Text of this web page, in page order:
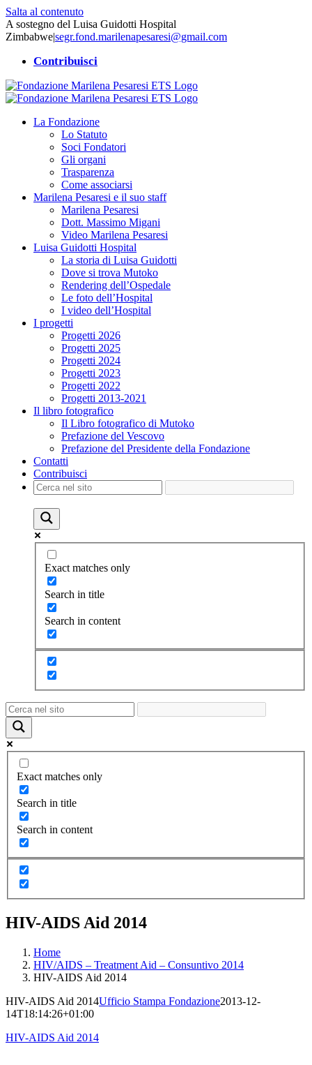
Salta al contenuto
A sostegno del Luisa Guidotti Hospital
Zimbabwe|segr.fond.marilenapesaresi@gmail.com
Contribuisci
La Fondazione
Lo Statuto
Soci Fondatori
Gli organi
Trasparenza
Come associarsi
Marilena Pesaresi e il suo staff
Marilena Pesaresi
Dott. Massimo Migani
Video Marilena Pesaresi
Luisa Guidotti Hospital
La storia di Luisa Guidotti
Dove si trova Mutoko
Rendering dell’Ospedale
Le foto dell’Hospital
I video dell’Hospital
I progetti
Progetti 2026
Progetti 2025
Progetti 2024
Progetti 2023
Progetti 2022
Progetti 2013-2021
Il libro fotografico
Il Libro fotografico di Mutoko
Prefazione del Vescovo
Prefazione del Presidente della Fondazione
Contatti
Contribuisci
Exact matches only
Search in title
Search in content
Exact matches only
Search in title
Search in content
HIV-AIDS Aid 2014
Home
HIV/AIDS – Treatment Aid – Consuntivo 2014
HIV-AIDS Aid 2014
HIV-AIDS Aid 2014Ufficio Stampa Fondazione2013-12-
14T18:14:26+01:00
HIV-AIDS Aid 2014